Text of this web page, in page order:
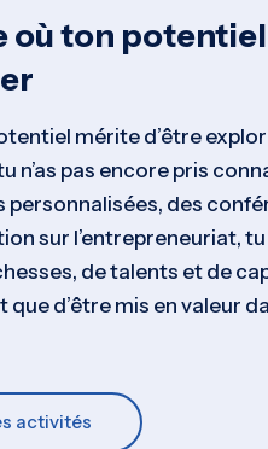
où ton
mérite d’être
n’as pas encore pris
personnalisées, des
sur l’entrepreneuriat,
de talents et de
que d’être mis en valeur
activités